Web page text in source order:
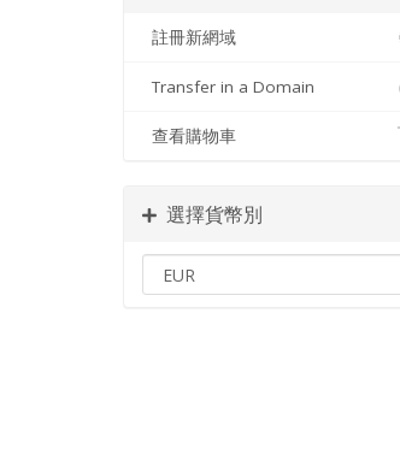
註冊新網域
Transfer in a Domain
查看購物車
選擇貨幣別